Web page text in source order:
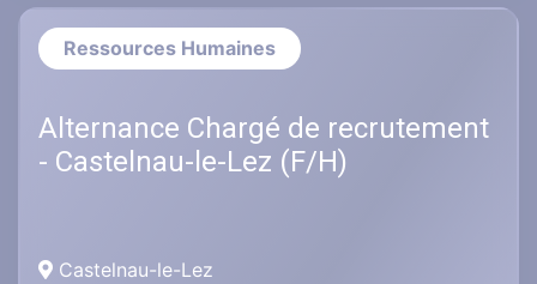
Ressources Humaines
Alternance Chargé de recrutement
- Castelnau-le-Lez (F/H)
Castelnau-le-Lez